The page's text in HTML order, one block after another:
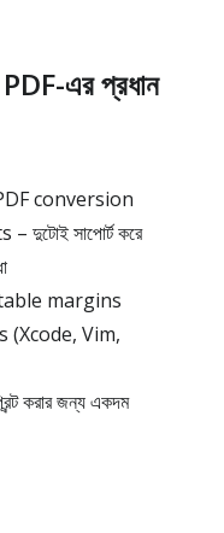
এর প্রধান
conversion
সাপোর্ট করে
margins
Vim,
করার জন্য একদম